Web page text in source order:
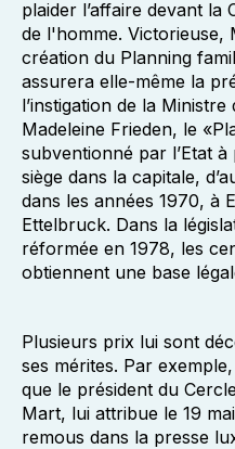
plaider l’affaire devant
de l'homme. Victorieuse,
création du Planning
assurera elle-même la
l’instigation de la Ministre
Madeleine Frieden, le
subventionné par l’Etat
siège dans la capitale,
dans les années 1970, à
Ettelbruck. Dans la
réformée en 1978, les
obtiennent une base
Plusieurs prix lui sont
ses mérites. Par
que le président du
Mart, lui attribue le 19
remous dans la presse